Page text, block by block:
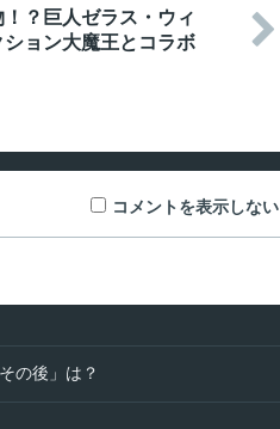
？巨人ゼラス・ウィ
ョン大魔王とコラボ

コメントを表示しない
の後」は？